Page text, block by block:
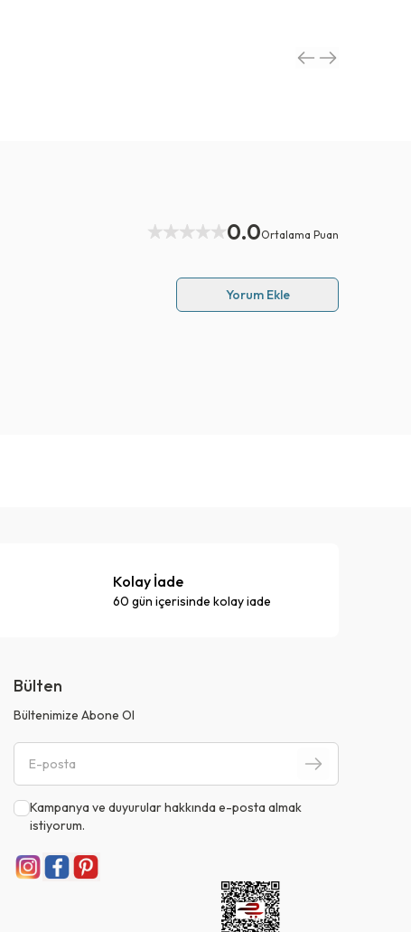
0.0Ortalama Puan
Yorum Ekle
Kolay İade
60 gün içerisinde kolay iade
Bülten
Bültenimize Abone Ol
Kampanya ve duyurular hakkında e-posta almak
istiyorum.